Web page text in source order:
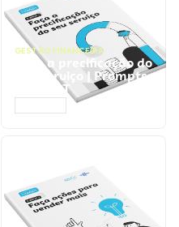
GESTÃO FINANCEIRA
Faça a precificação do
seu serviço | Prompts
ChatGPT